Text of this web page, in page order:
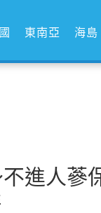
東南亞 海島
不進人